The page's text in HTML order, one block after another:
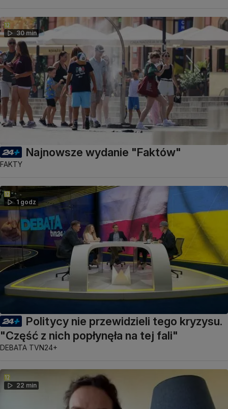
30 min
Najnowsze wydanie "Faktów"
FAKTY
1 godz
Politycy nie przewidzieli tego kryzysu.
"Część z nich popłynęła na tej fali"
DEBATA TVN24+
22 min